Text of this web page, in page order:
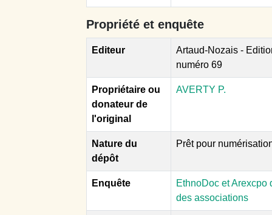
Propriété et enquête
Editeur
Artaud-Nozais -
numéro 69
Propriétaire ou
donateur de
l'original
AVERTY P.
Nature du
dépôt
Prêt pour
Enquête
EthnoDoc et Arexcpo
des associations